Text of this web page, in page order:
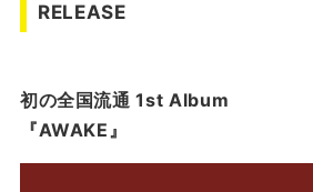
RELEASE
初の全国流通 1st Album
『AWAKE』